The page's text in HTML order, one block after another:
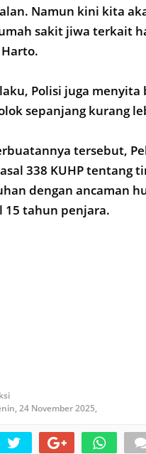
Namun kini kita
sakit jiwa terkait
Polisi juga
sepanjang kurang
tersebut,
338 KUHP tentang
dengan ancaman
15 tahun penjara.
24 November 2025,